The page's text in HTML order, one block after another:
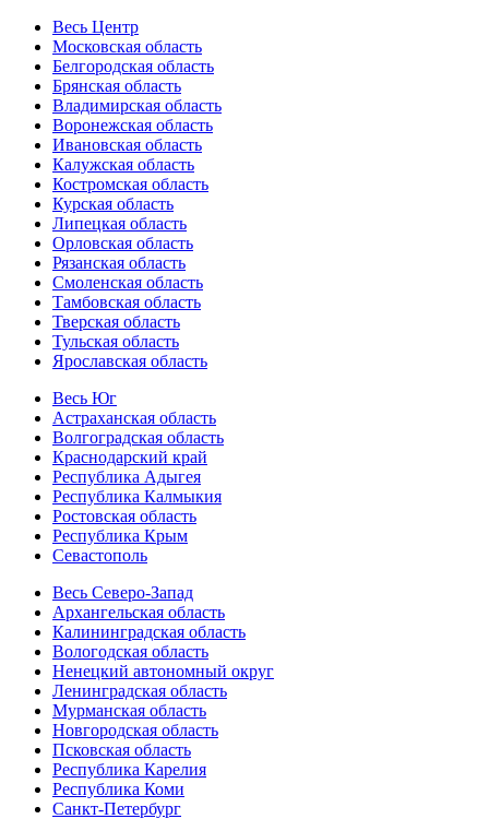
Весь Центр
Московская область
Белгородская область
Брянская область
Владимирская область
Воронежская область
Ивановская область
Калужская область
Костромская область
Курская область
Липецкая область
Орловская область
Рязанская область
Смоленская область
Тамбовская область
Тверская область
Тульская область
Ярославская область
Весь Юг
Астраханская область
Волгоградская область
Краснодарский край
Республика Адыгея
Республика Калмыкия
Ростовская область
Республика Крым
Севастополь
Весь Северо-Запад
Архангельская область
Калининградская область
Вологодская область
Ненецкий автономный округ
Ленинградская область
Мурманская область
Новгородская область
Псковская область
Республика Карелия
Республика Коми
Санкт-Петербург